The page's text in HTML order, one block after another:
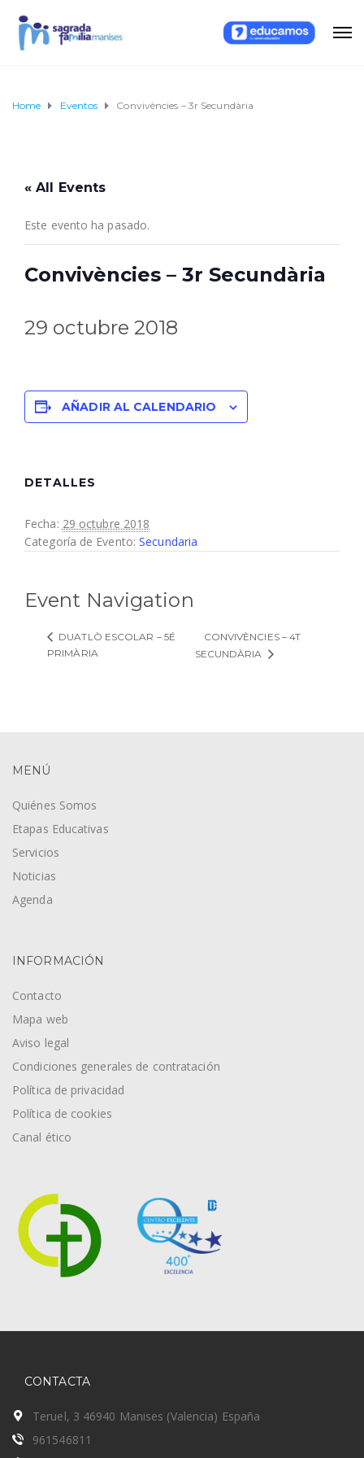
Home Eventos Convivències – 3r Secundària
« All Events
Este evento ha pasado.
Convivències – 3r Secundària
29 octubre 2018
AÑADIR AL CALENDARIO
DETALLES
Fecha: 29 octubre 2018
Categoría de Evento: Secundaria
Event Navigation
DUATLÒ ESCOLAR – 5É
PRIMÀRIA
CONVIVÈNCIES – 4T
SECUNDÀRIA
MENÚ
Quiénes Somos
Etapas Educativas
Servicios
Noticias
Agenda
INFORMACIÓN
Contacto
Mapa web
Aviso legal
Condiciones generales de contratación
Política de privacidad
Política de cookies
Canal ético
CONTACTA
Teruel, 3 46940 Manises (Valencia) España
961546811